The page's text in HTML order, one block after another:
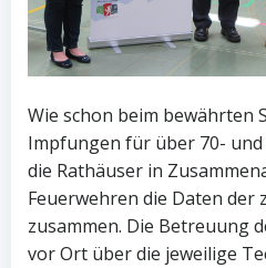
Wie schon beim bewährten
Impfungen für über 70-
die Rathäuser in
Feuerwehren die Daten der
zusammen. Die Betreuung
vor Ort über die jeweilige